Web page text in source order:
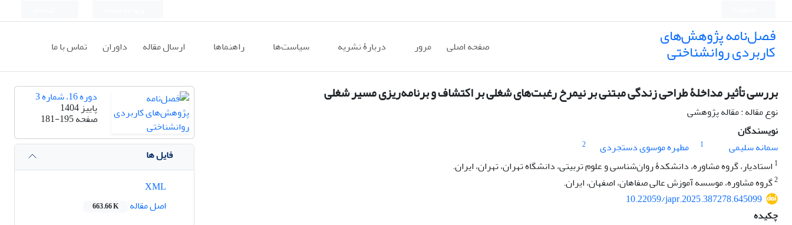
فصل‌نامه پژوهش‌های
کاربردی روانشناختی صفحه اصلی مرور دربارۀ نشریه سیاست‌ها راهنماها ارسال مقاله داوران تماس با ما
بررسی تأثیر مداخلۀ طراحی زندگی مبتنی بر نیمرخ رغبت‌های شغلی بر اکتشاف و برنامه‌ریزی مسیر شغلی
نوع مقاله : مقاله پژوهشی
نویسندگان
سمانه سلیمی
1 مطهره موسوی دستجردی
2
1 استادیار، گروه مشاوره، دانشکدۀ روان‌شناسی و علوم تربیتی، دانشگاه تهران، تهران، ایران.
2گروه مشاوره، موسسه آموزش عالی صفاهان، اصفهان، ایران.
10.22059/japr.2025.387278.645099
چکیده
دوره 16، شماره 3
پاییز 1404
صفحه181-195
فایل ها
اصل مقاله
663.66 K